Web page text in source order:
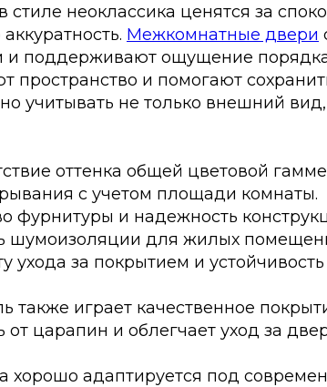
стиле неоклассика ценятся за
Межкомнатные двери
и поддерживают ощущение
пространство и помогают
учитывать не только внешний
оттенка общей цветовой
с учетом площади комнаты.
фурнитуры и надежность
шумоизоляции для жилых
ухода за покрытием и
также играет качественное
от царапин и облегчает уход за
хорошо адаптируется под